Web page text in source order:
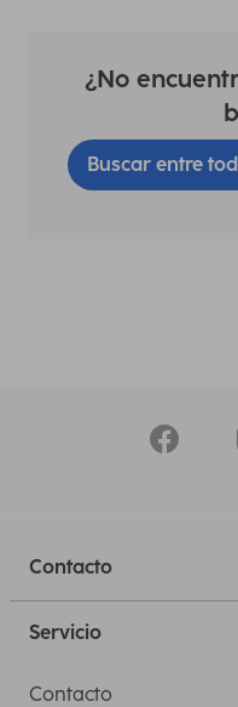
¿No
Buscar entre
Contacto
Servicio
Contacto